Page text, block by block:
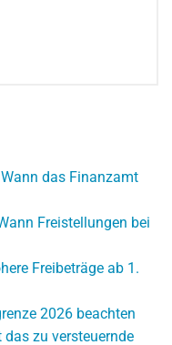
das Finanzamt
Freistellungen bei
Freibeträge ab 1.
2026 beachten
das zu versteuernde